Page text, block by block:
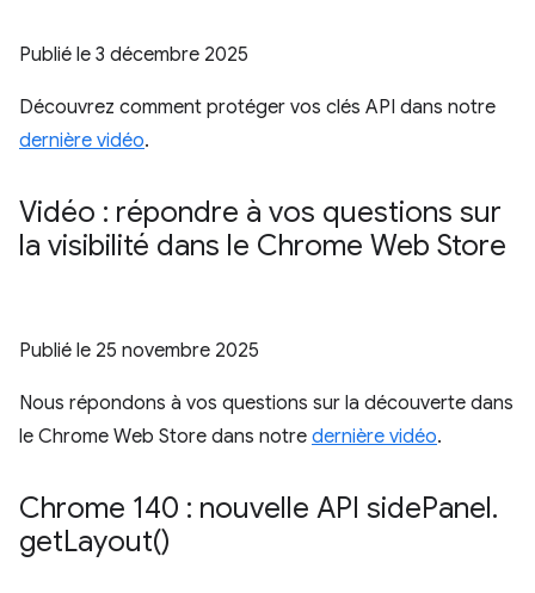
Publié le 3 décembre 2025
Découvrez comment protéger vos clés API dans notre
dernière vidéo.
Vidéo : répondre à vos questions sur
la visibilité dans le Chrome Web Store
Publié le 25 novembre 2025
Nous répondons à vos questions sur la découverte dans
le Chrome Web Store dans notre dernière vidéo.
Chrome 140 : nouvelle API sidePanel.
getLayout()